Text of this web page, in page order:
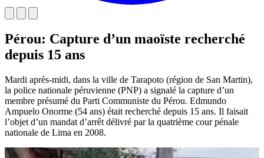
Pérou: Capture d’un maoïste recherché
depuis 15 ans
Mardi après-midi, dans la ville de Tarapoto (région de San Martin),
la police nationale péruvienne (PNP) a signalé la capture d’un
membre présumé du Parti Communiste du Pérou. Edmundo
Ampuelo Onorme (54 ans) était recherché depuis 15 ans. Il faisait
l’objet d’un mandat d’arrêt délivré par la quatrième cour pénale
nationale de Lima en 2008.